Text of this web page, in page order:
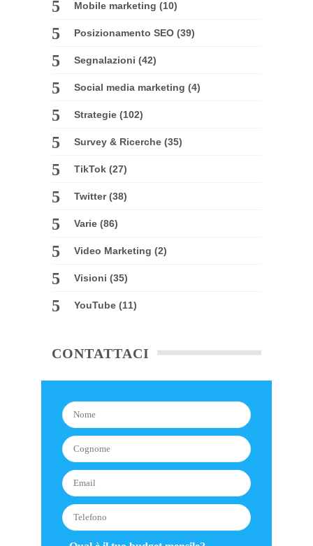
Mobile marketing (10)
Posizionamento SEO (39)
Segnalazioni (42)
Social media marketing (4)
Strategie (102)
Survey & Ricerche (35)
TikTok (27)
Twitter(38)
Varie (86)
Video Marketing (2)
Visioni (35)
YouTube (11)
CONTATTACI